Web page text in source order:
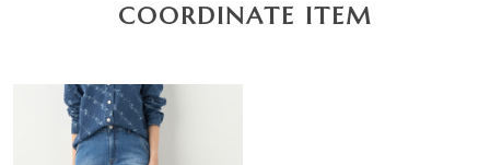
COORDINATE ITEM